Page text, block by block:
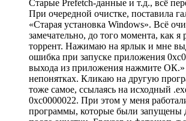
Старые Prefetch-данные и т.д., всё
При очередной очистке, поставила
«Старая установка Windows». Всё
замечательно, до того момента, как я
торрент. Нажимаю на ярлык и мне
ошибка при запуске приложения
выхода из приложения нажмите
непонятках. Кликаю на другую
тоже самое, ссылаясь на исходный
0xc0000022. При этом у меня
программы, которые были запущены